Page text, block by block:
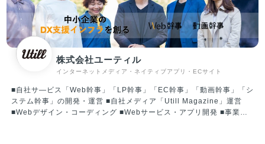
いく、人々が思い出の多い人生を歩むお手伝いをする、これを世界規
模で実現することが我々のビジョンです。 ◎ホテルマーケティング事
業 ホテルマーケティング事業は、ホテルや旅館などの宿泊施設に向
け、IT活用の促進を促し、OTA（オンライントラベルエージェント）
の運用代行や、自社HP（ホームページ）の作成、PMSやGDSなどの
選定アドバイスや連携のためのAPI開発などの支援サービスを行って
います。 ホテルや旅館、ゲストハウスなど約300施設の契約実績があ
ています。 ◎アウトソーシング事業 アウトソーシング事業は、主に
サービス業クライアントの一部業務を当社が請負い遂行するサービス
です。クライアント、ベトナムのグループ会社、当社の3者で一つの
株式会社ユーティル
インターネットメディア・ネイティブアプリ・ECサイト
■自社サ―ビス「Web幹事」「LP幹事」「EC幹事」「動画幹事」「シ
ステム幹事」の開発・運営 ■自社メディア「Utill Magazine」運営
■Webデザイン・コーディング ■Webサービス・アプリ開発 ■事業支